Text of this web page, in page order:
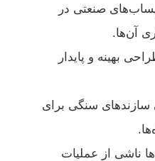
صنعتی در
آن‌ها.
بهینه و پایدار
سازندهای سنگی برای
ناشی از عملیات